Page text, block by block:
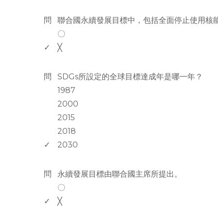
問
聯合國永續發展目標中，包括全面停止使用核
〇
✓
╳
問
SDGs所設定的全球目標達成年是哪一年？
1987
2000
2015
2018
✓
2030
問
永續發展目標由聯合國主席所提出。
〇
✓
╳